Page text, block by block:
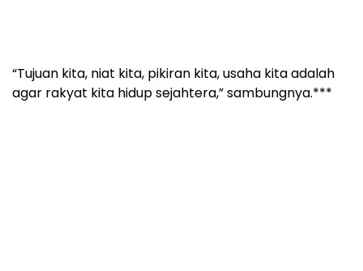
“Tujuan kita, niat kita, pikiran kita, usaha kita adalah
agar rakyat kita hidup sejahtera,” sambungnya.***